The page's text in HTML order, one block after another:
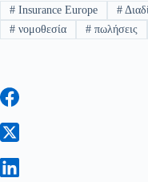
#Insurance Europe #
#νομοθεσία #πωλήσεις